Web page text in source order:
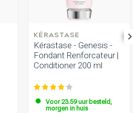
KÉRASTASE
Kérastase - Genesis -
Fondant Renforcateur |
Conditioner 200 ml
Voor 23.59 uur besteld,
morgen in huis